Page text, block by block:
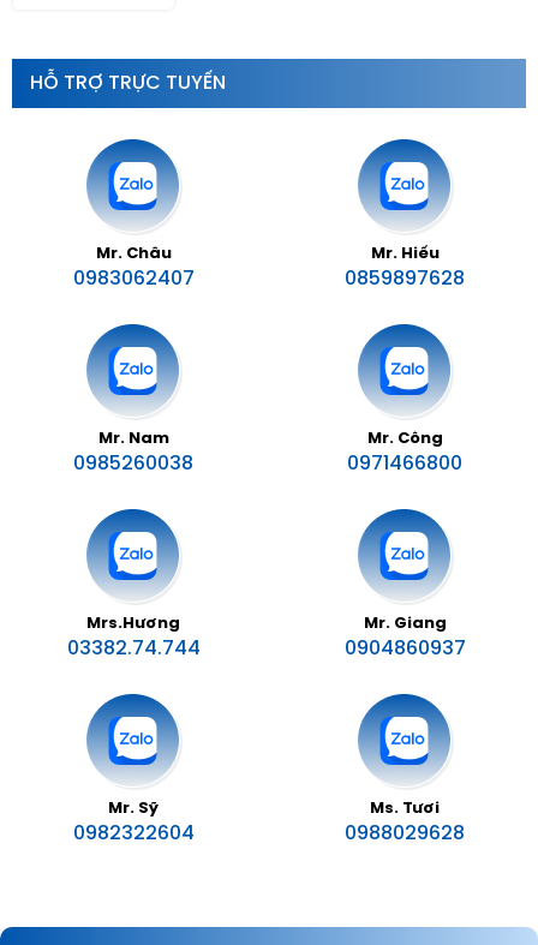
HỖ TRỢ TRỰC TUYẾN
Mr. Châu
0983062407
Mr. Hiếu
0859897628
Mr. Nam
0985260038
Mr. Công
0971466800
Mrs.Hương
03382.74.744
Mr. Giang
0904860937
Mr. Sỹ
0982322604
Ms. Tươi
0988029628